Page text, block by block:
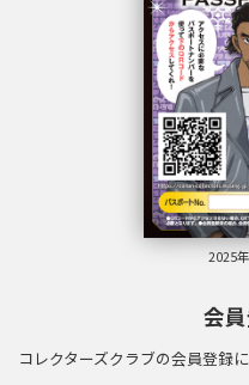
会
コレクターズクラブの会員登録
2025